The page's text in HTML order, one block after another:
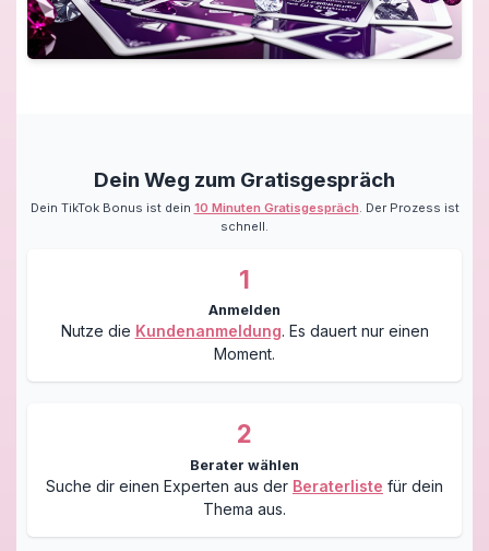
Dein Weg zum Gratisgespräch
Dein TikTok Bonus ist dein 10 Minuten Gratisgespräch. Der Prozess ist
schnell.
1
Anmelden
Nutze die Kundenanmeldung. Es dauert nur einen
Moment.
2
Berater wählen
Suche dir einen Experten aus der Beraterliste für dein
Thema aus.